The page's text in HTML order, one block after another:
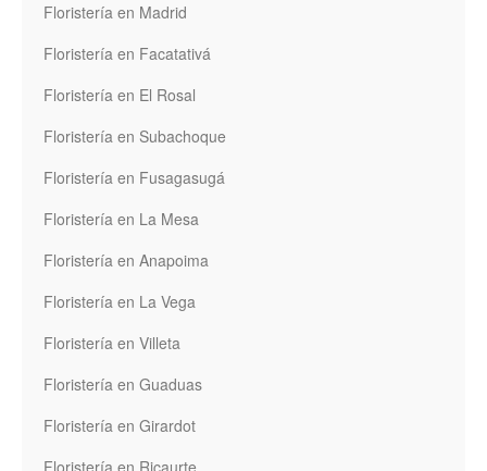
Floristería en Madrid
Floristería en Facatativá
Floristería en El Rosal
Floristería en Subachoque
Floristería en Fusagasugá
Floristería en La Mesa
Floristería en Anapoima
Floristería en La Vega
Floristería en Villeta
Floristería en Guaduas
Floristería en Girardot